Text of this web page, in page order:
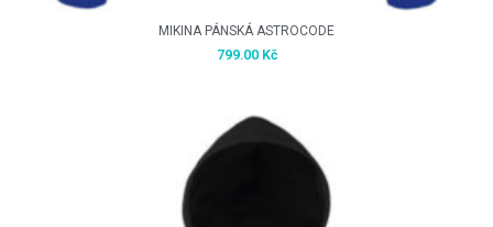
MIKINA PÁNSKÁ ASTROCODE
799.00 Kč